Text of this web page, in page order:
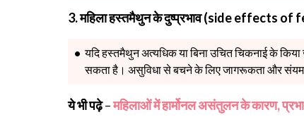
3. महिला हस्तमैथुन के दुष्प्रभाव (side effects
यदि हस्तमैथुन अत्यधिक या बिना उचित चिकनाई के किया
सकता है। असुविधा से बचने के लिए जागरूकता और संयम
ये भी पढ़े–महिलाओं में हार्मोनल असंतुलन के कारण,